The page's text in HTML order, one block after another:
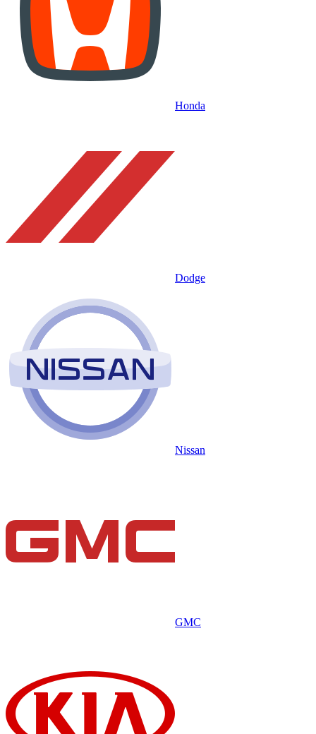
Honda
Dodge
Nissan
GMC